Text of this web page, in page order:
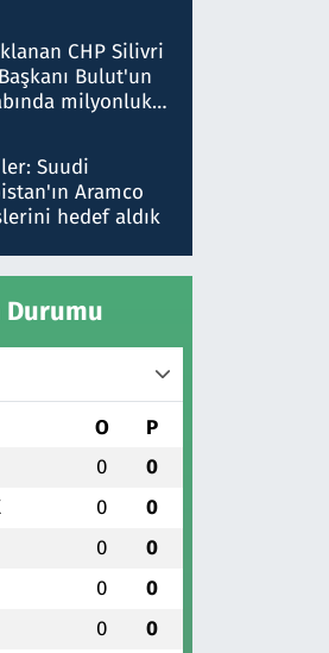
iddiasını
CHP Silivri
Bulut'un
milyonluk
verdi, ben
Suudi
Aramco
hedef aldık
Durumu
O P
0 0
0 0
0 0
0 0
0 0